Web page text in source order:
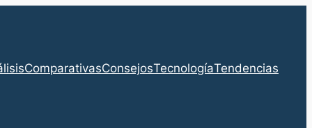
ComparativasConsejosTecnologíaTendencias